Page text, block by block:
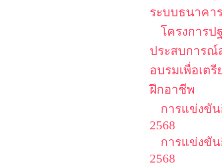
ระบบธนาคา
โครงการ
ประสบการณ์
อบรมเพื่อเต
ฝึกอาชีพ
การแข่งขัน
2568
การแข่งขัน
2568